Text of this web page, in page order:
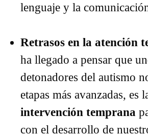
lenguaje y la
Retrasos en la atención
ha llegado a pensar que
detonadores del autismo
etapas más avanzadas, es
intervención temprana
con el desarrollo de